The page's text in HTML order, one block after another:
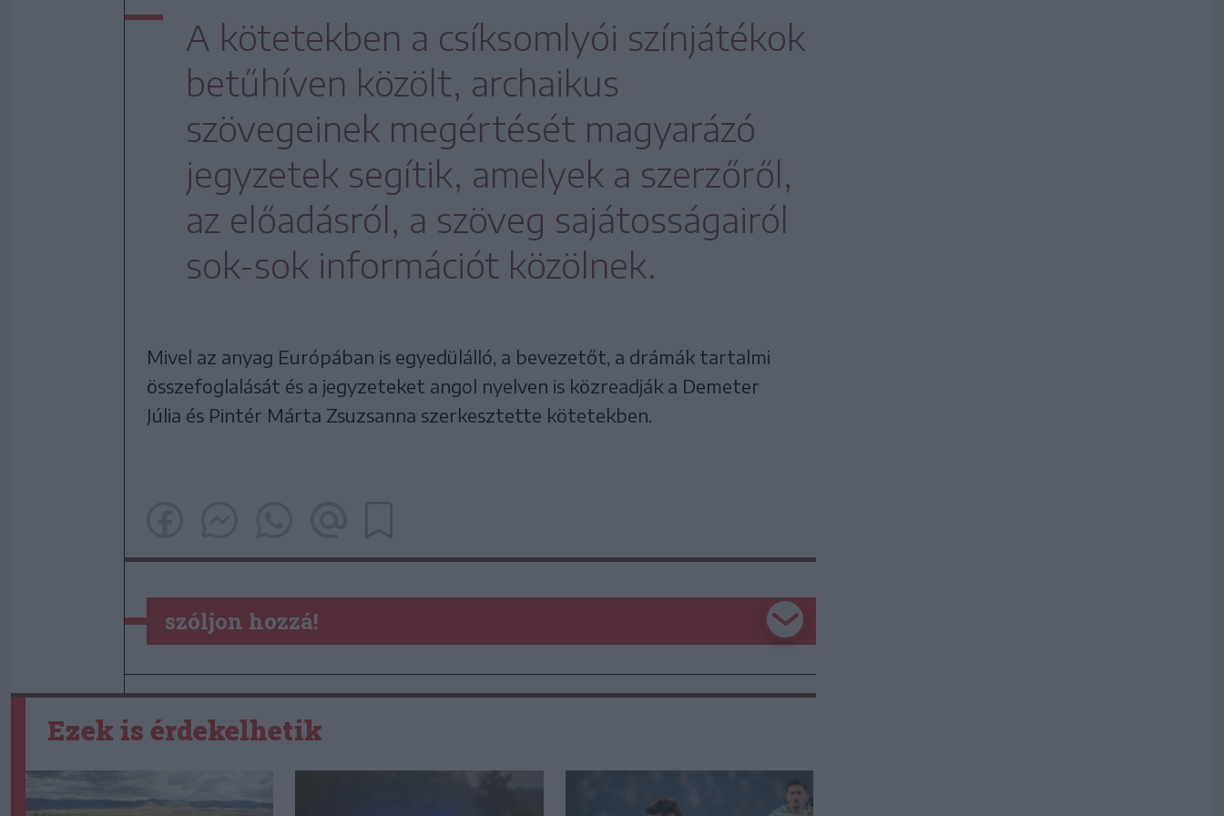
A kötetekben a csíksomlyói színjátékok
betűhíven közölt, archaikus
szövegeinek megértését magyarázó
jegyzetek segítik, amelyek a szerzőről,
az előadásról, a szöveg sajátosságairól
sok-sok információt közölnek.
Mivel az anyag Európában is egyedülálló, a bevezetőt, a drámák tartalmi
összefoglalását és a jegyzeteket angol nyelven is közreadják a Demeter
Júlia és Pintér Márta Zsuzsanna szerkesztette kötetekben.
szóljon hozzá!
Ezek is érdekelhetik